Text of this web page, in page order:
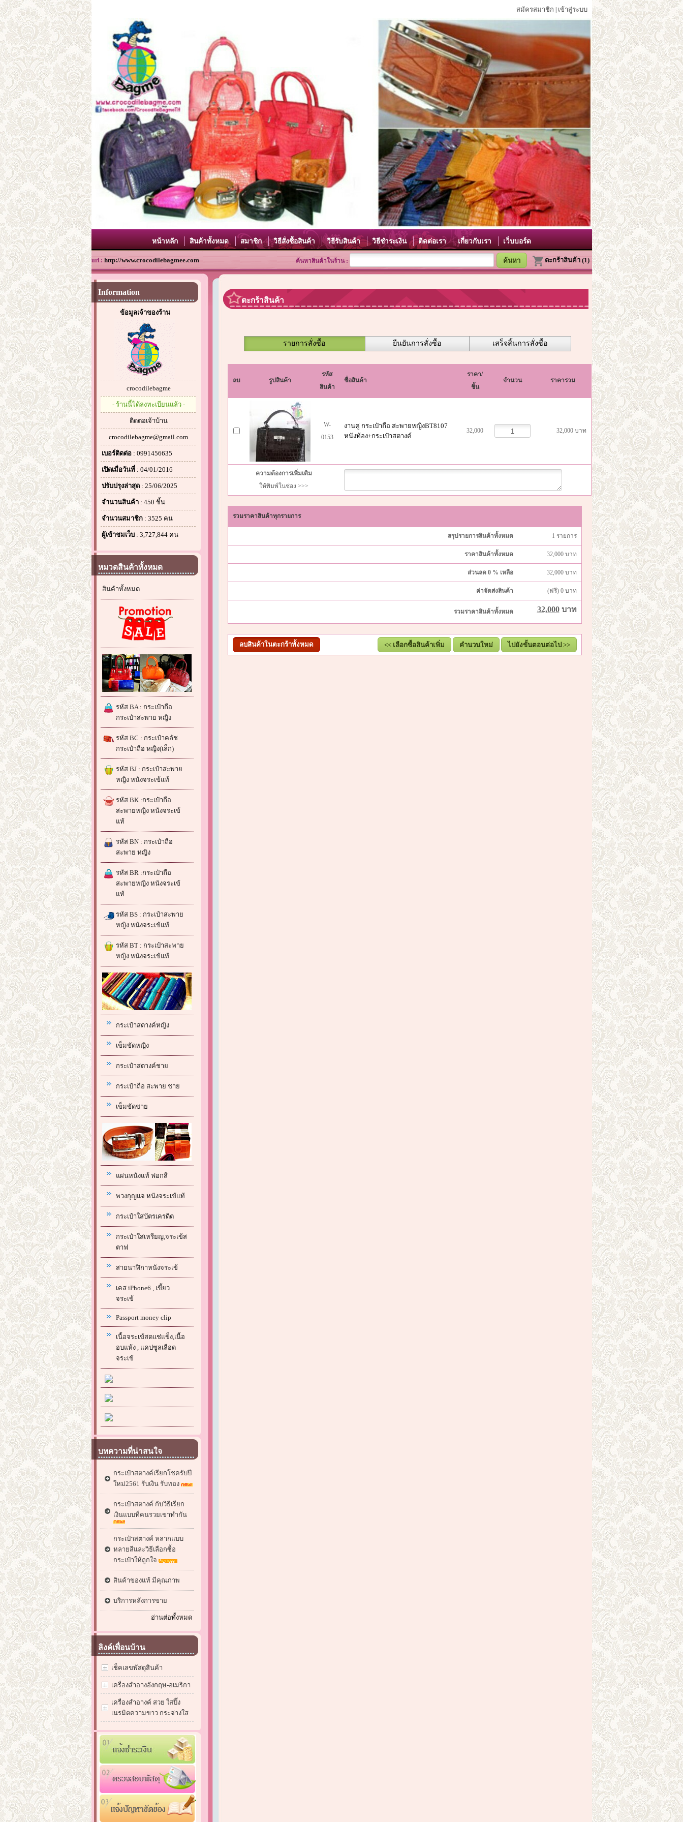
สมัครสมาชิก เข้าสู่ระบบ
หน้าหลัก สินค้าทั้งหมด สมาชิก วิธีสั่งซื้อสินค้า วิธีรับสินค้า วิธีชำระเงิน ติดต่อเรา เกี่ยวกับเรา เว็บบอร์ด
ตะกร้าสินค้า (1)
url : http://www.crocodilebagmee.com ค้นหาสินค้าในร้าน :
Information
ข้อมูลเจ้าของร้าน
crocodilebagme
- ร้านนี้ได้ลงทะเบียนแล้ว -
ติดต่อเจ้าบ้าน
crocodilebagme@gmail.com
เบอร์ติดต่อ: 0991456635
เปิดเมื่อวันที่: 04/01/2016
ปรับปรุงล่าสุด: 25/06/2025
จำนวนสินค้า: 450 ชิ้น
จำนวนสมาชิก: 3525 คน
ผู้เข้าชมเว็บ: 3,727,844 คน
หมวดสินค้าทั้งหมด
สินค้าทั้งหมด
รหัส BA : กระเป๋าถือ
กระเป๋าสะพาย หญิง
รหัส BC : กระเป๋าคลัช
กระเป๋าถือ หญิง(เล็ก)
รหัส BJ : กระเป๋าสะพาย
หญิง หนังจระเข้แท้
รหัส BK :กระเป๋าถือ
สะพายหญิง หนังจระเข้
แท้
รหัส BN : กระเป๋าถือ
สะพาย หญิง
รหัส BR :กระเป๋าถือ
สะพายหญิง หนังจระเข้
แท้
รหัส BS : กระเป๋าสะพาย
หญิง หนังจระเข้แท้
รหัส BT : กระเป๋าสะพาย
หญิง หนังจระเข้แท้
กระเป๋าสตางค์หญิง
เข็มขัดหญิง
กระเป๋าสตางค์ชาย
กระเป๋าถือ สะพาย ชาย
เข็มขัดชาย
แผ่นหนังแท้ ฟอกสี
พวงกุญแจ หนังจระเข้แท้
กระเป๋าใส่บัตรเครดิต
กระเป๋าใส่เหรียญ,จระเข้ส
ตาฟ
สายนาฬิกาหนังจระเข้
เคส iPhone6 , เขี้ยว
จระเข้
Passport money clip
เนื้อจระเข้สดแช่แข็ง,เนื้อ
อบแห้ง , แคปซูลเลือด
จระเข้
บทความที่น่าสนใจ
กระเป๋าสตางค์เรียกโชครับปี
ใหม่2561 รับเงิน รับทอง
กระเป๋าสตางค์ กับวิธีเรียก
เงินแบบที่คนรวยเขาทำกัน
กระเป๋าสตางค์ หลากแบบ
หลายสีและวิธีเลือกซื้อ
กระเป๋าให้ถูกใจ
สินค้าของแท้ มีคุณภาพ
บริการหลังการขาย
อ่านต่อทั้งหมด
ลิงค์เพื่อนบ้าน
เช็คเลขพัสดุสินค้า
เครื่องสำอางอังกฤษ-อเมริกา
เครื่องสำอางค์ สวย ใสปิ๊ง
เนรมิตความขาว กระจ่างใส
ตะกร้าสินค้า
รายการสั่งซื้อ ยืนยันการสั่งซื้อ เสร็จสิ้นการสั่งซื้อ
ลบ รูปสินค้า
รหัส
สินค้า
ชื่อสินค้า
ราคา/
ชิ้น
จำนวน ราคารวม
W-
0153
งานคู่ กระเป๋าถือ สะพายหญิงBT8107
หนังท้อง+กระเป๋าสตางค์
32,000 32,000 บาท
ความต้องการเพิ่มเติม
ให้พิมพ์ในช่อง >>>
รวมราคาสินค้าทุกรายการ
สรุปรายการสินค้าทั้งหมด 1 รายการ
ราคาสินค้าทั้งหมด 32,000บาท
ส่วนลด 0 % เหลือ 32,000 บาท
ค่าจัดส่งสินค้า (ฟรี) 0 บาท
รวมราคาสินค้าทั้งหมด 32,000บาท